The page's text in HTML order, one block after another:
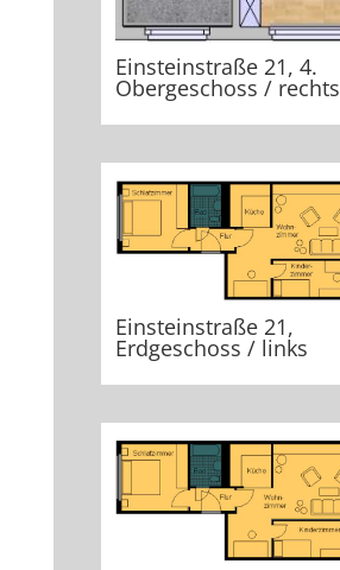
Einsteinstraße 21, 4.
Obergeschoss / rechts
Einsteinstraße 21,
Erdgeschoss / links